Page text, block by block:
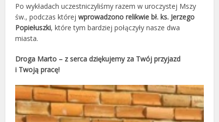
Po wykładachuczestniczyliśmy razemw uroczystej Mszy
św., podczasktórejwprowadzonorelikwiebł. ks. Jerzego
Popiełuszki, które tym bardziej połączyły nasze dwa
miasta.
Droga Marto – z serca dziękujemy za Twój przyjazd
i Twoją pracę!